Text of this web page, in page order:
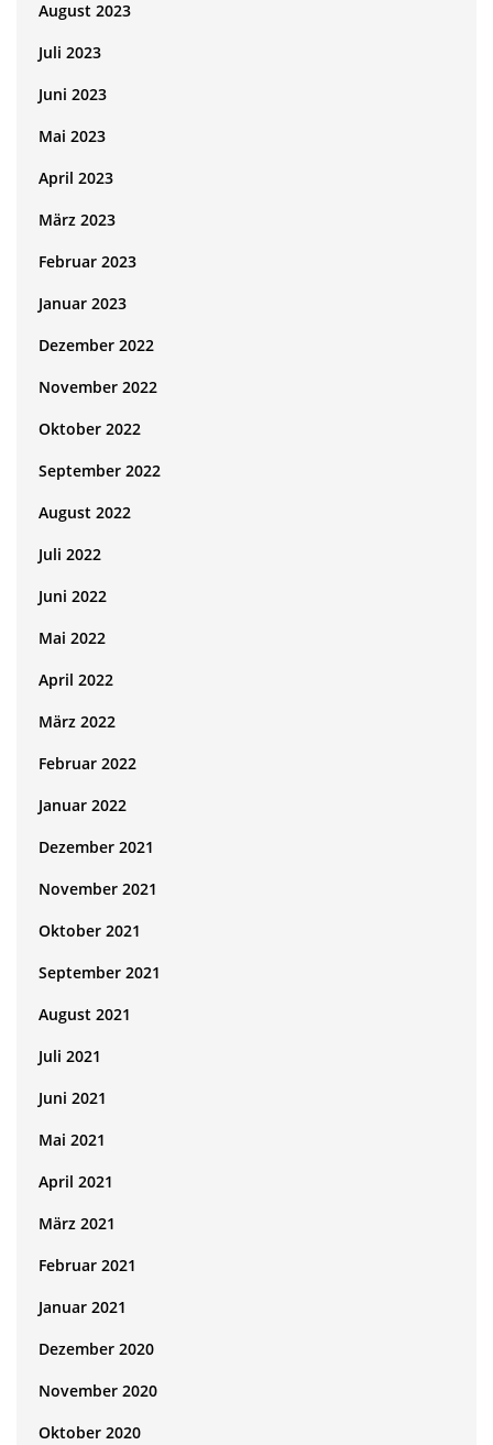
August 2023
Juli 2023
Juni 2023
Mai 2023
April 2023
März 2023
Februar 2023
Januar 2023
Dezember 2022
November 2022
Oktober 2022
September 2022
August 2022
Juli 2022
Juni 2022
Mai 2022
April 2022
März 2022
Februar 2022
Januar 2022
Dezember 2021
November 2021
Oktober 2021
September 2021
August 2021
Juli 2021
Juni 2021
Mai 2021
April 2021
März 2021
Februar 2021
Januar 2021
Dezember 2020
November 2020
Oktober 2020